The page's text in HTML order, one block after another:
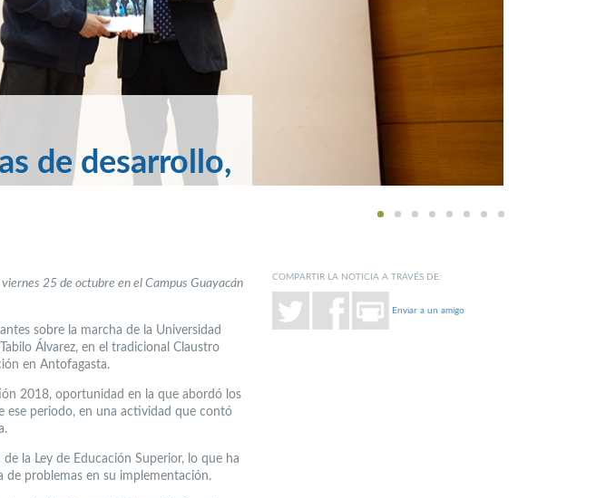
1 2 3 4 5 6 7 8
de desarrollo,
25 de octubre en el Campus Guayacán
sobre la marcha de la Universidad
Álvarez, en el tradicional Claustro
en Antofagasta.
2018, oportunidad en la que abordó los
ese periodo, en una actividad que contó
la Ley de Educación Superior, lo que ha
de problemas en su implementación.
COMPARTIR LA NOTICIA A TRAVÉS DE:
Enviar a un amigo